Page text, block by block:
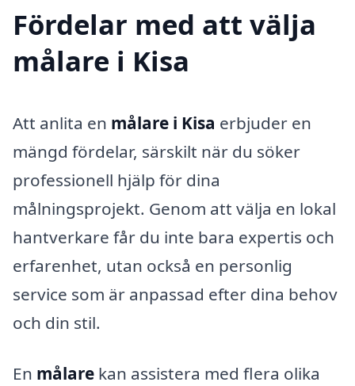
Fördelar med att välja
målare i Kisa
Att anlita en målare i Kisa erbjuder en
mängd fördelar, särskilt när du söker
professionell hjälp för dina
målningsprojekt. Genom att välja en lokal
hantverkare får du inte bara expertis och
erfarenhet, utan också en personlig
service som är anpassad efter dina behov
och din stil.
En målare kan assistera med flera olika